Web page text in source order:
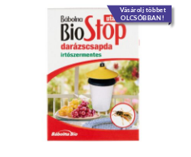
Vásárolj többet
OLCSÓBBAN!